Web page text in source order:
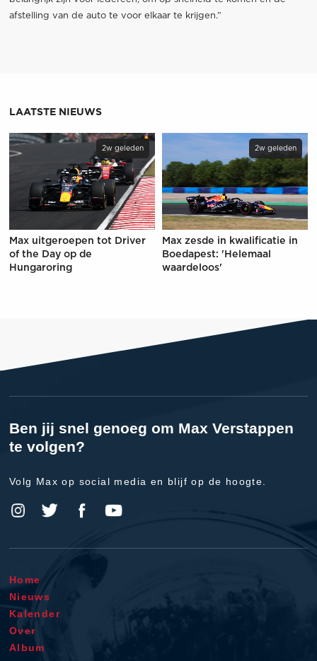
afstelling van de auto te voor elkaar te krijgen.”
LAATSTE NIEUWS
2w geleden
Max uitgeroepen tot Driver
of the Day op de
Hungaroring
2w geleden
Max zesde in kwalificatie in
Boedapest: 'Helemaal
waardeloos'
Ben jij snel genoeg om Max Verstappen
te volgen?
Volg Max op social media en blijf op de hoogte.
Home
Nieuws
Kalender
Over
Album